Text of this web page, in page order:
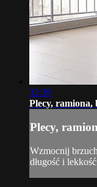
32:39
Plecy, ramiona,
Plecy,
Wzmocnij
długość i